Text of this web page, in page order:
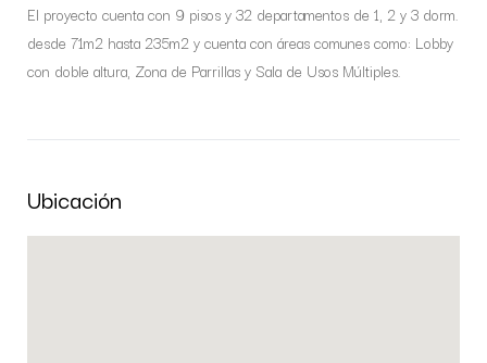
El proyecto cuenta con 9 pisos y 32 departamentos de 1, 2 y 3 dorm.
desde 71m2 hasta 235m2 y cuenta con áreas comunes como: Lobby
con doble altura, Zona de Parrillas y Sala de Usos Múltiples.
Ubicación